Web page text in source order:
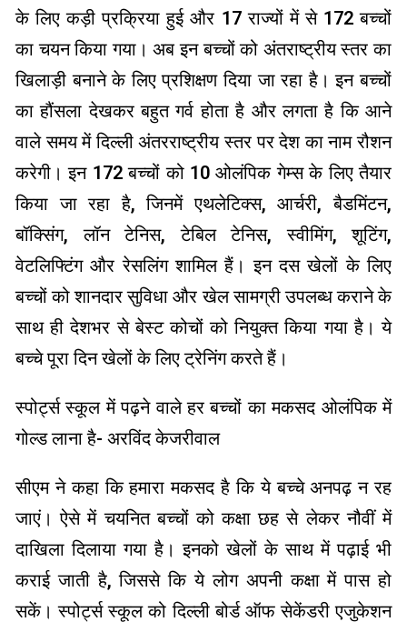
के लिए कड़ी प्रक्रिया हुई और 17 राज्यों में से 172 बच्चों
का चयन किया गया। अब इन बच्चों को अंतराष्ट्रीय स्तर का
खिलाड़ी बनाने के लिए प्रशिक्षण दिया जा रहा है। इन बच्चों
का हौंसला देखकर बहुत गर्व होता है और लगता है कि आने
वाले समय में दिल्ली अंतरराष्ट्रीय स्तर पर देश का नाम रौशन
करेगी। इन 172 बच्चों को 10 ओलंपिक गेम्स के लिए तैयार
किया जा रहा है, जिनमें एथलेटिक्स, आर्चरी, बैडमिंटन,
बॉक्सिंग, लॉन टेनिस, टेबिल टेनिस, स्वीमिंग, शूटिंग,
वेटलिफ्टिंग और रेसलिंग शामिल हैं। इन दस खेलों के लिए
बच्चों को शानदार सुविधा और खेल सामग्री उपलब्ध कराने के
साथ ही देशभर से बेस्ट कोचों को नियुक्त किया गया है। ये
बच्चे पूरा दिन खेलों के लिए ट्रेनिंग करते हैं।
स्पोर्ट्स स्कूल में पढ़ने वाले हर बच्चों का मकसद ओलंपिक में
गोल्ड लाना है- अरविंद केजरीवाल
सीएम ने कहा कि हमारा मकसद है कि ये बच्चे अनपढ़ न रह
जाएं। ऐसे में चयनित बच्चों को कक्षा छह से लेकर नौवीं में
दाखिला दिलाया गया है। इनको खेलों के साथ में पढ़ाई भी
कराई जाती है, जिससे कि ये लोग अपनी कक्षा में पास हो
सकें। स्पोर्ट्स स्कूल को दिल्ली बोर्ड ऑफ सेकेंडरी एजुकेशन